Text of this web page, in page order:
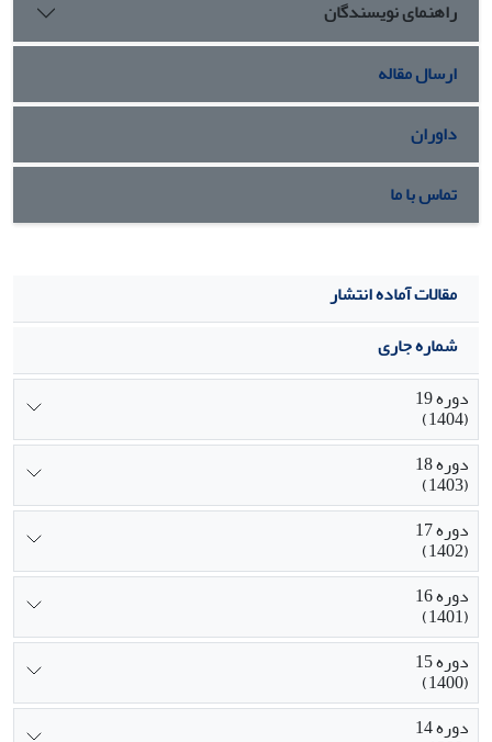
تحقیق حاضر از برازش بالای نظریة تحقیق با یافته های تجربی
مشاهدهشده حکایت دارد.
راهنمای نویسندگان
ارسال مقاله
داوران
تماس با ما
مقالات آماده انتشار
شماره جاری
دوره 19
(1404)
دوره 18
(1403)
دوره 17
(1402)
دوره 16
(1401)
دوره 15
(1400)
دوره 14